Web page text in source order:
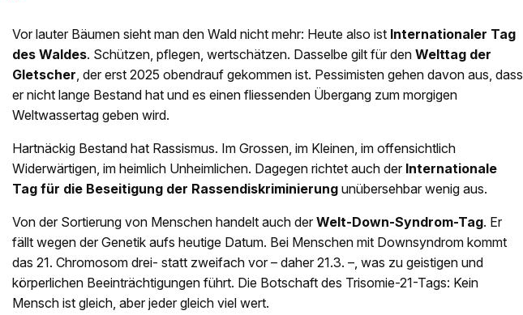
Vor lauter Bäumen sieht man den Wald nicht mehr: Heute also ist Internationaler Tag
des Waldes. Schützen, pflegen, wertschätzen. Dasselbe gilt für den Welttag der
Gletscher , der erst 2025 obendrauf gekommen ist. Pessimisten gehen davon aus, dass
er nicht lange Bestand hat und es einen fliessenden Übergang zum morgigen
Weltwassertag geben wird.
Hartnäckig Bestand hat Rassismus. Im Grossen, im Kleinen, im offensichtlich
Widerwärtigen, im heimlich Unheimlichen. Dagegen richtet auch der Internationale
Tag für die Beseitigung der Rassendiskriminierung unübersehbar wenig aus.
Von der Sortierung von Menschen handelt auch der Welt-Down-Syndrom-Tag. Er
fällt wegen der Genetik aufs heutige Datum. Bei Menschen mit Downsyndrom kommt
das 21. Chromosom drei- statt zweifach vor – daher 21.3. –, was zu geistigen und
körperlichen Beeinträchtigungen führt. Die Botschaft des Trisomie-21-Tags: Kein
Mensch ist gleich, aber jeder gleich viel wert.